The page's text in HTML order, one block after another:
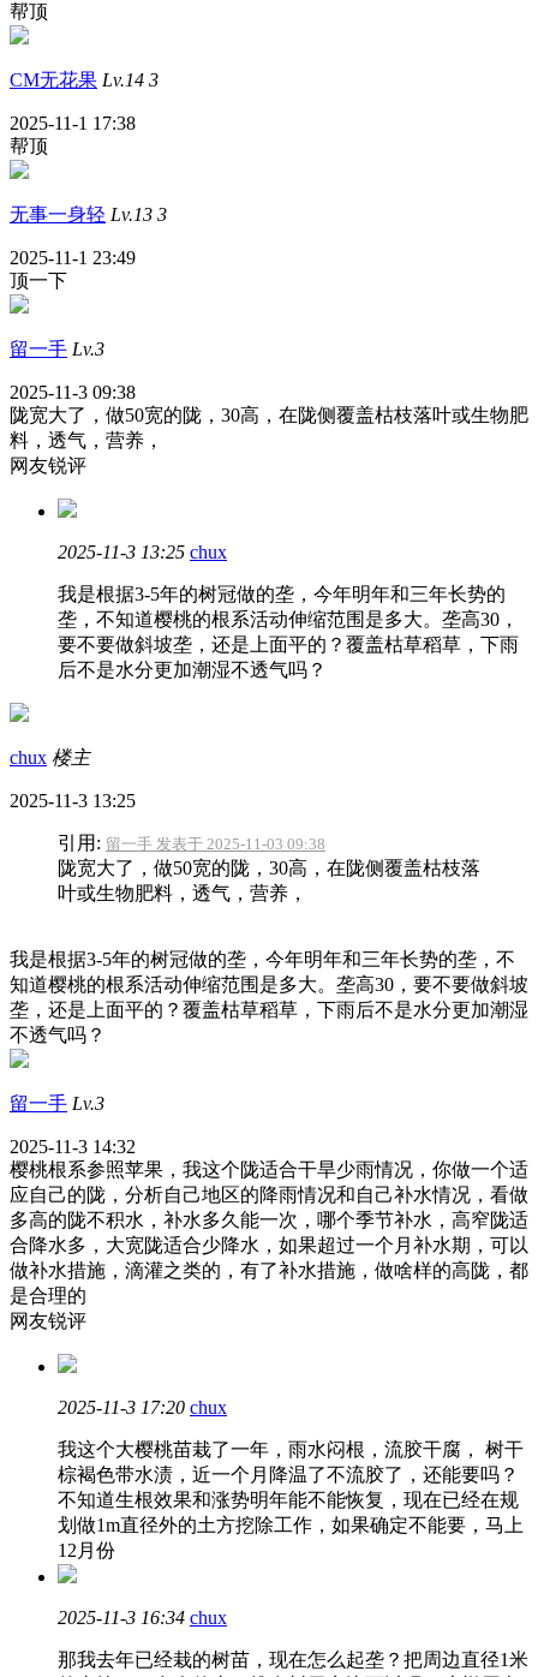
帮顶
CM无花果 Lv.14 3
2025-11-1 17:38
帮顶
无事一身轻 Lv.13 3
2025-11-1 23:49
顶一下
留一手 Lv.3
2025-11-3 09:38
陇宽大了，做50宽的陇，30高，在陇侧覆盖枯枝落叶或生物肥
料，透气，营养，
网友锐评
2025-11-3 13:25 chux
我是根据3-5年的树冠做的垄，今年明年和三年长势的
垄，不知道樱桃的根系活动伸缩范围是多大。垄高30，
要不要做斜坡垄，还是上面平的？覆盖枯草稻草，下雨
后不是水分更加潮湿不透气吗？
chux 楼主
2025-11-3 13:25
引用: 留一手 发表于 2025-11-03 09:38
陇宽大了，做50宽的陇，30高，在陇侧覆盖枯枝落
叶或生物肥料，透气，营养，
我是根据3-5年的树冠做的垄，今年明年和三年长势的垄，不
知道樱桃的根系活动伸缩范围是多大。垄高30，要不要做斜坡
垄，还是上面平的？覆盖枯草稻草，下雨后不是水分更加潮湿
不透气吗？
留一手 Lv.3
2025-11-3 14:32
樱桃根系参照苹果，我这个陇适合干旱少雨情况，你做一个适
应自己的陇，分析自己地区的降雨情况和自己补水情况，看做
多高的陇不积水，补水多久能一次，哪个季节补水，高窄陇适
合降水多，大宽陇适合少降水，如果超过一个月补水期，可以
做补水措施，滴灌之类的，有了补水措施，做啥样的高陇，都
是合理的
网友锐评
2025-11-3 17:20 chux
我这个大樱桃苗栽了一年，雨水闷根，流胶干腐， 树干
棕褐色带水渍，近一个月降温了不流胶了，还能要吗？
不知道生根效果和涨势明年能不能恢复，现在已经在规
划做1m直径外的土方挖除工作，如果确定不能要，马上
12月份
2025-11-3 16:34 chux
那我去年已经栽的树苗，现在怎么起垄？把周边直径1米